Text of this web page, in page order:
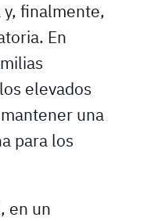
finalmente,
En
elevados
una
para los
en un